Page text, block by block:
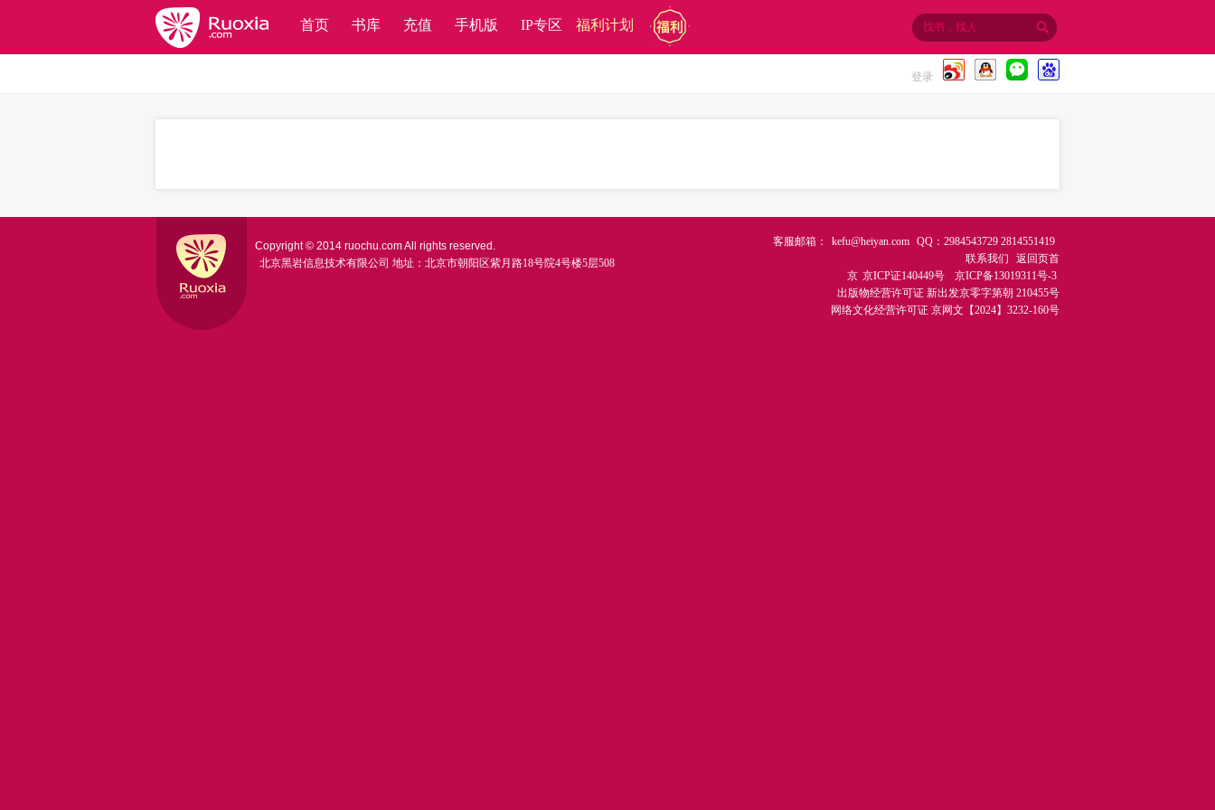
首页 书库 充值 手机版 IP专区 福利计划
登录
Copyright © 2014 ruochu.com All rights reserved.
北京黑岩信息技术有限公司 地址：北京市朝阳区紫月路18号院4号楼5层508
客服邮箱： kefu@heiyan.com QQ：2984543729 2814551419
联系我们
返回页首
京 京ICP证140449号
京ICP备13019311号-3
出版物经营许可证 新出发京零字第朝 210455号
网络文化经营许可证 京网文【2024】3232-160号